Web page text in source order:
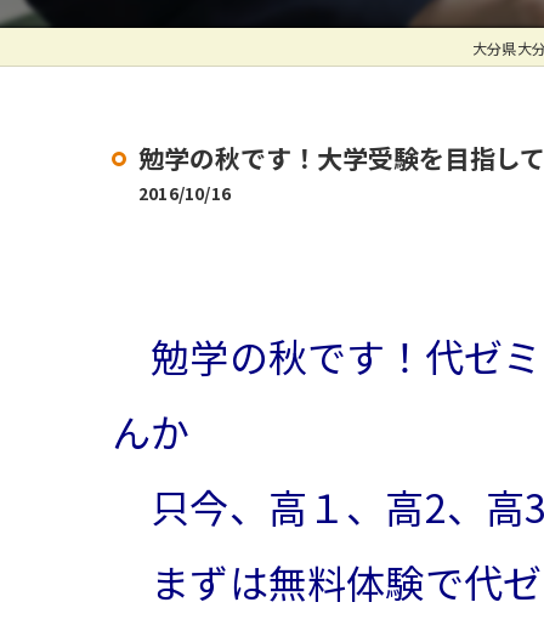
大分県大
勉学の秋です！大学受験を目指し
2016/10/16
勉学の秋です！代ゼ
んか
只今、高１、高2、高
まずは無料体験で代